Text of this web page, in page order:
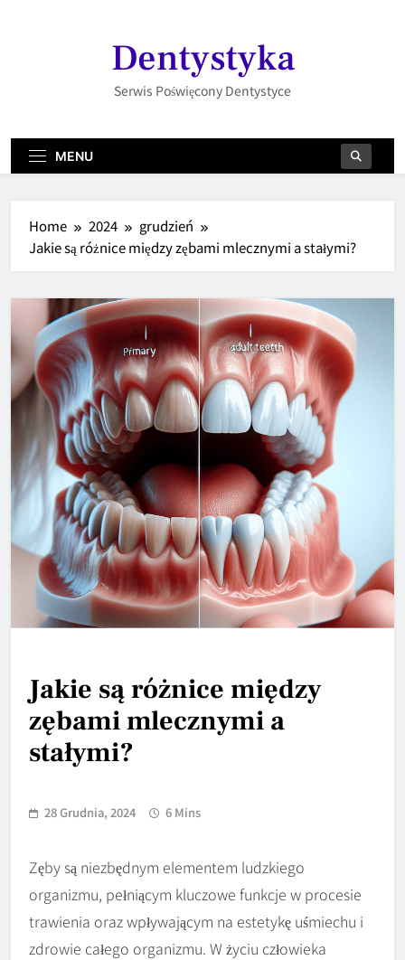
Dentystyka
Serwis Poświęcony Dentystyce
MENU
Home 2024
grudzień
Jakie są różnice między zębami mlecznymi a stałymi?
Jakie są różnice między
zębami mlecznymi a
stałymi?
28 Grudnia, 2024 6 Mins
Zęby są niezbędnym elementem ludzkiego
organizmu, pełniącym kluczowe funkcje w procesie
trawienia oraz wpływającym na estetykę uśmiechu i
zdrowie całego organizmu. W życiu człowieka